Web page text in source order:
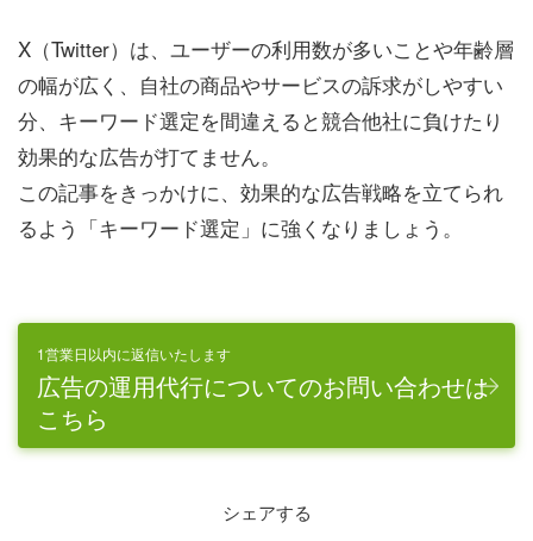
X（Twitter）は、ユーザーの利用数が多いことや年齢層
の幅が広く、自社の商品やサービスの訴求がしやすい
分、キーワード選定を間違えると競合他社に負けたり
効果的な広告が打てません。
この記事をきっかけに、効果的な広告戦略を立てられ
るよう「キーワード選定」に強くなりましょう。
1営業日以内に返信いたします
広告の運用代行についてのお問い合わせは
こちら
シェアする